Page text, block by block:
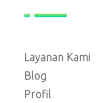
Layanan Kami
Blog
Profil